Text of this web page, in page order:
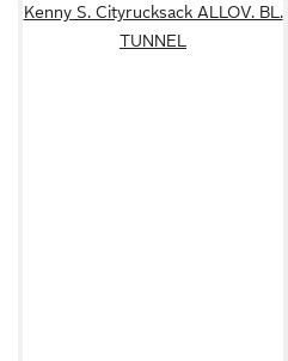
Kenny S. Cityrucksack ALLOV. BL.
TUNNEL